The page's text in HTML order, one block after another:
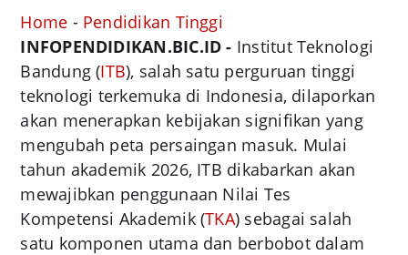
Home - Pendidikan Tinggi
INFOPENDIDIKAN.BIC.ID - Institut Teknologi
Bandung (ITB), salah satu perguruan tinggi
teknologi terkemuka di Indonesia, dilaporkan
akan menerapkan kebijakan signifikan yang
mengubah peta persaingan masuk. Mulai
tahun akademik 2026, ITB dikabarkan akan
mewajibkan penggunaan Nilai Tes
Kompetensi Akademik (TKA) sebagai salah
satu komponen utama dan berbobot dalam